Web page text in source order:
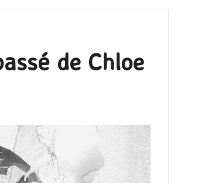
de Chloe